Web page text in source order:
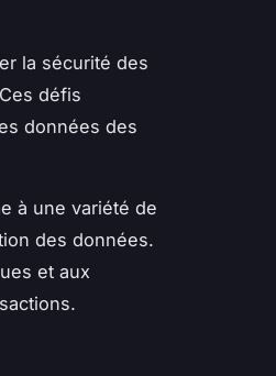
la sécurité des
défis
données des
à une variété de
des données.
et aux